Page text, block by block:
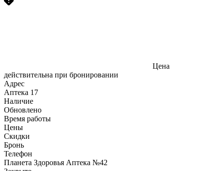
Цена
действительна при бронировании
Адрес
Аптека 17
Наличие
Обновлено
Время работы
Цены
Скидки
Бронь
Телефон
Планета Здоровья Аптека №42